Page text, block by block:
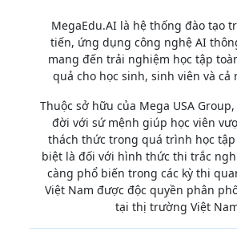
MegaEdu.AI là hệ thống đào tạo
tiến, ứng dụng công nghệ AI
mang đến trải nghiệm học tập
quả cho học sinh, sinh viên và cả
Thuộc sở hữu của Mega USA
đời với sứ mệnh giúp học viên
thách thức trong quá trình học tập
biệt là đối với hình thức thi trắc
càng phổ biến trong các kỳ thi
Việt Nam được độc quyền phân
tại thị trường Việt